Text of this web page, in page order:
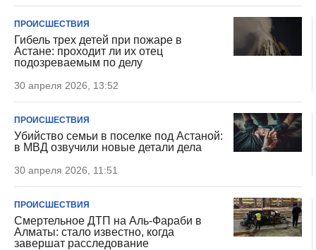
ПРОИСШЕСТВИЯ
Гибель трех детей при пожаре в
Астане: проходит ли их отец
подозреваемым по делу
30 апреля 2026, 13:52
ПРОИСШЕСТВИЯ
Убийство семьи в поселке под Астаной:
в МВД озвучили новые детали дела
30 апреля 2026, 11:51
ПРОИСШЕСТВИЯ
Смертельное ДТП на Аль-Фараби в
Алматы: стало известно, когда
завершат расследование